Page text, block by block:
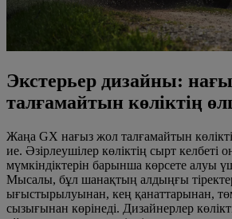
Экстерьер дизайны:
талғамайтын көліктің
Жаңа GX нағыз жол талғамайтын
ие. Әзірлеушілер көліктің сырт келбеті
мүмкіндіктерін барынша көрсете алуы
Мысалы, бұл шанақтың алдыңғы
ығыстырылуынан, кең қанаттарынан,
сызығынан көрінеді. Дизайнерлер